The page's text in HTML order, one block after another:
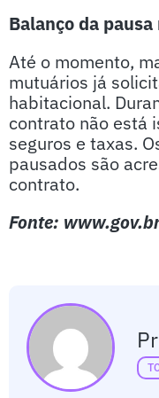
Balanço da
Até o momento,
mutuários já
habitacional.
contrato não está
seguros e taxas.
pausados são
contrato.
Fonte: